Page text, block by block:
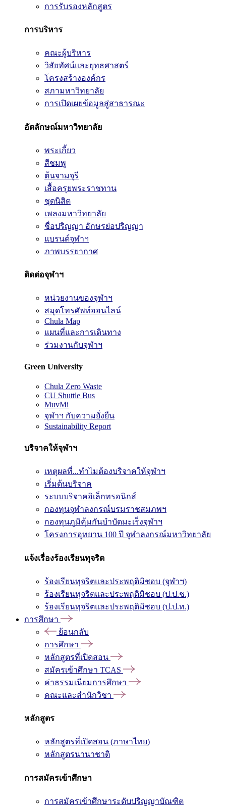
การรับรองหลักสูตร
การบริหาร
คณะผู้บริหาร
วิสัยทัศน์และยุทธศาสตร์
โครงสร้างองค์กร
สภามหาวิทยาลัย
การเปิดเผยข้อมูลสู่สาธารณะ
อัตลักษณ์มหาวิทยาลัย
พระเกี้ยว
สีชมพู
ต้นจามจุรี
เสื้อครุยพระราชทาน
ชุดนิสิต
เพลงมหาวิทยาลัย
ชื่อปริญญา อักษรย่อปริญญา
แบรนด์จุฬาฯ
ภาพบรรยากาศ
ติดต่อจุฬาฯ
หน่วยงานของจุฬาฯ
สมุดโทรศัพท์ออนไลน์
Chula Map
แผนที่และการเดินทาง
ร่วมงานกับจุฬาฯ
Green University
Chula Zero Waste
CU Shuttle Bus
MuvMi
จุฬาฯ กับความยั่งยืน
Sustainability Report
บริจาคให้จุฬาฯ
เหตุผลที่...ทำไมต้องบริจาคให้จุฬาฯ
เริ่มต้นบริจาค
ระบบบริจาคอิเล็กทรอนิกส์
กองทุนจุฬาลงกรณ์บรมราชสมภพฯ
กองทุนภูมิคุ้มกันบำบัดมะเร็งจุฬาฯ
โครงการอุทยาน 100 ปี จุฬาลงกรณ์มหาวิทยาลัย
แจ้งเรื่องร้องเรียนทุจริต
ร้องเรียนทุจริตและประพฤติมิชอบ (จุฬาฯ)
ร้องเรียนทุจริตและประพฤติมิชอบ (ป.ป.ช.)
ร้องเรียนทุจริตและประพฤติมิชอบ (ป.ป.ท.)
การศึกษา
ย้อนกลับ
การศึกษา
หลักสูตรที่เปิดสอน
สมัครเข้าศึกษา TCAS
ค่าธรรมเนียมการศึกษา
คณะและสำนักวิชา
หลักสูตร
หลักสูตรที่เปิดสอน (ภาษาไทย)
หลักสูตรนานาชาติ
การสมัครเข้าศึกษา
การสมัครเข้าศึกษาระดับปริญญาบัณฑิต